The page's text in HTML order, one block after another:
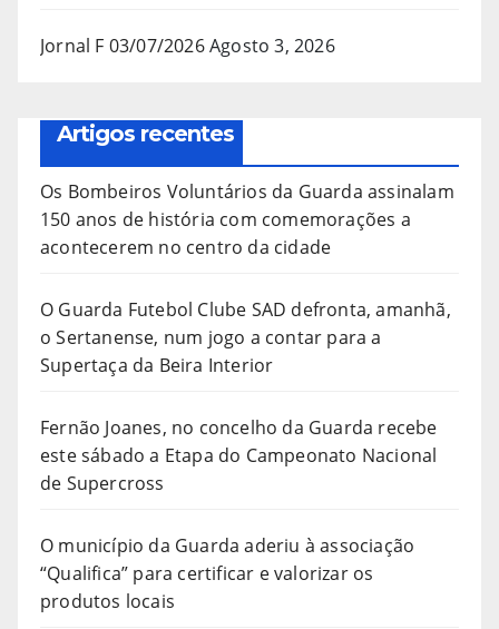
Jornal F 03/07/2026Agosto 3, 2026
Artigos recentes
Os Bombeiros Voluntários da Guarda assinalam
150 anos de história com comemorações a
acontecerem no centro da cidade
O Guarda Futebol Clube SAD defronta, amanhã,
o Sertanense, num jogo a contar para a
Supertaça da Beira Interior
Fernão Joanes, no concelho da Guarda recebe
este sábado a Etapa do Campeonato Nacional
de Supercross
O município da Guarda aderiu à associação
“Qualifica” para certificar e valorizar os
produtos locais